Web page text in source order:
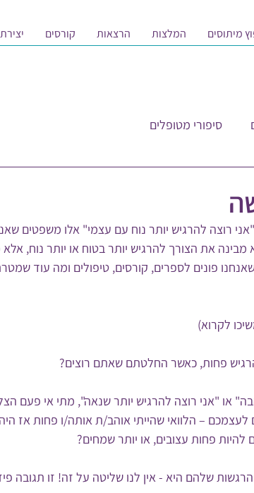
מיתוסים המלצות הרצאות קורסים
סיפורי מטופלים
רוצה להרגיש יותר נוח עם עצמי" אלו משפטים
את הצורך להרגיש יותר בטוח או יותר נוח,
פונים לספרים, קורסים, טיפולים ומה עוד
לקרוא)
פחות, כאשר החלטתם שאתם רוצים?
או "אני רוצה להרגיש יותר שנאה", מתי אי פעם
– הלוואי שהייתי אוהב/ת אותה/ו פחות אז היה
פחות עצובים, או יותר שמחים?
שלהם היא - אין לנו שליטה על זה! זו תגובה